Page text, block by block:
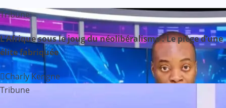
g
a
t
i
o
Tribune
L’Afrique sous le joug du néolibéralisme : Le piège d’une
élite fabriquée
Charly Kengne
Tribune